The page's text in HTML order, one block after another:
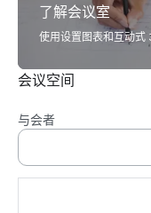
了解会议室
使用设置图表和互动式
会议空间
与会者